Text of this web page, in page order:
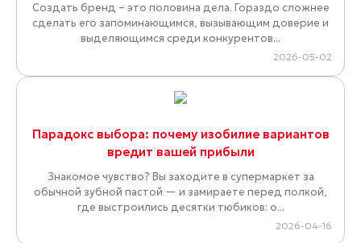
Создать бренд – это половина дела. Гораздо сложнее
сделать его запоминающимся, вызывающим доверие и
выделяющимся среди конкурентов...
2026-05-02
Парадокс выбора: почему изобилие вариантов
вредит вашей прибыли
Знакомое чувство? Вы заходите в супермаркет за
обычной зубной пастой — и замираете перед полкой,
где выстроились десятки тюбиков: о...
2026-04-16